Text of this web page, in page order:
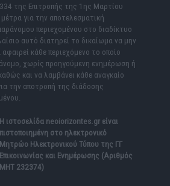
της Επιτροπής της 1ης Μαρτίου
για την αποτελεσματική
περιεχομένου στο διαδίκτυο
αυτό διατηρεί το δικαίωμα να μην
κάθε περιεχόμενο το οποίο
χωρίς προηγούμενη ενημέρωση ή
και να λαμβάνει κάθε αναγκαίο
την αποτροπή της διάδοσης
Η ιστοσελίδα neoiorizontes.grείναι
πιστοποιημένη στο ηλεκτρονικό
Μητρώο Ηλεκτρονικού Τύπου της ΓΓ
Επικοινωνίας και Ενημέρωσης (Αριθμός
ΜΗΤ 232374)